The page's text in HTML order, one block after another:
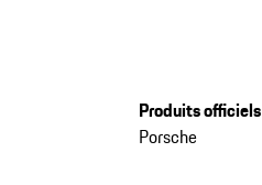
Produits officiels
Porsche